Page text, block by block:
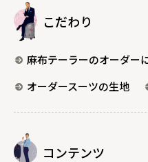
こだわり
麻布テーラーのオーダー
オーダースーツの生地
コンテンツ